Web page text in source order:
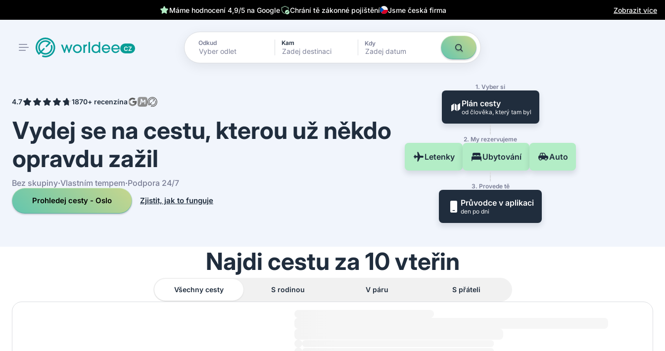
Máme hodnocení 4,9/5 na Google Chrání tě zákonné pojištění Jsme česká firma
Zobrazit více
CZ
Odkud Kam Kdy
Zadej datum
4.7 1870+ recenzína
Vydej se na cestu, kterou už někdo
opravdu zažil
Bez skupiny·Vlastním tempem·Podpora 24/7
Prohledej cesty - Oslo Zjistit, jak to funguje
1. Vyber si
Plán cesty
od člověka, který tam byl
2. My rezervujeme
Letenky Ubytování Auto
3. Provede tě
Průvodce v aplikaci
den po dni
Najdi cestu za 10 vteřin
Všechny cesty S rodinou V páru S přáteli